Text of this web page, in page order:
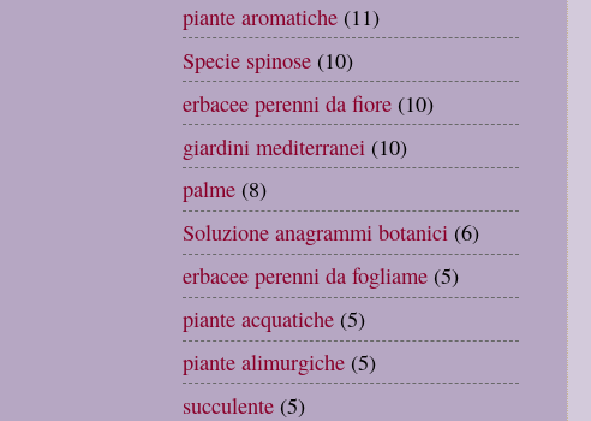
piante aromatiche (11)
Specie spinose (10)
erbacee perenni da fiore (10)
giardini mediterranei (10)
palme (8)
Soluzione anagrammi botanici (6)
erbacee perenni da fogliame (5)
piante acquatiche (5)
piante alimurgiche (5)
succulente (5)